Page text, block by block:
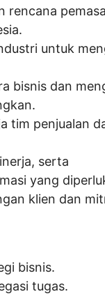
rencana
untuk
bisnis dan
tim penjualan
serta
yang
klien dan
bisnis.
tugas.